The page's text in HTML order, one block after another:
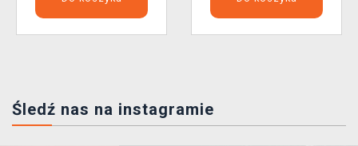
Śledź nas na instagramie